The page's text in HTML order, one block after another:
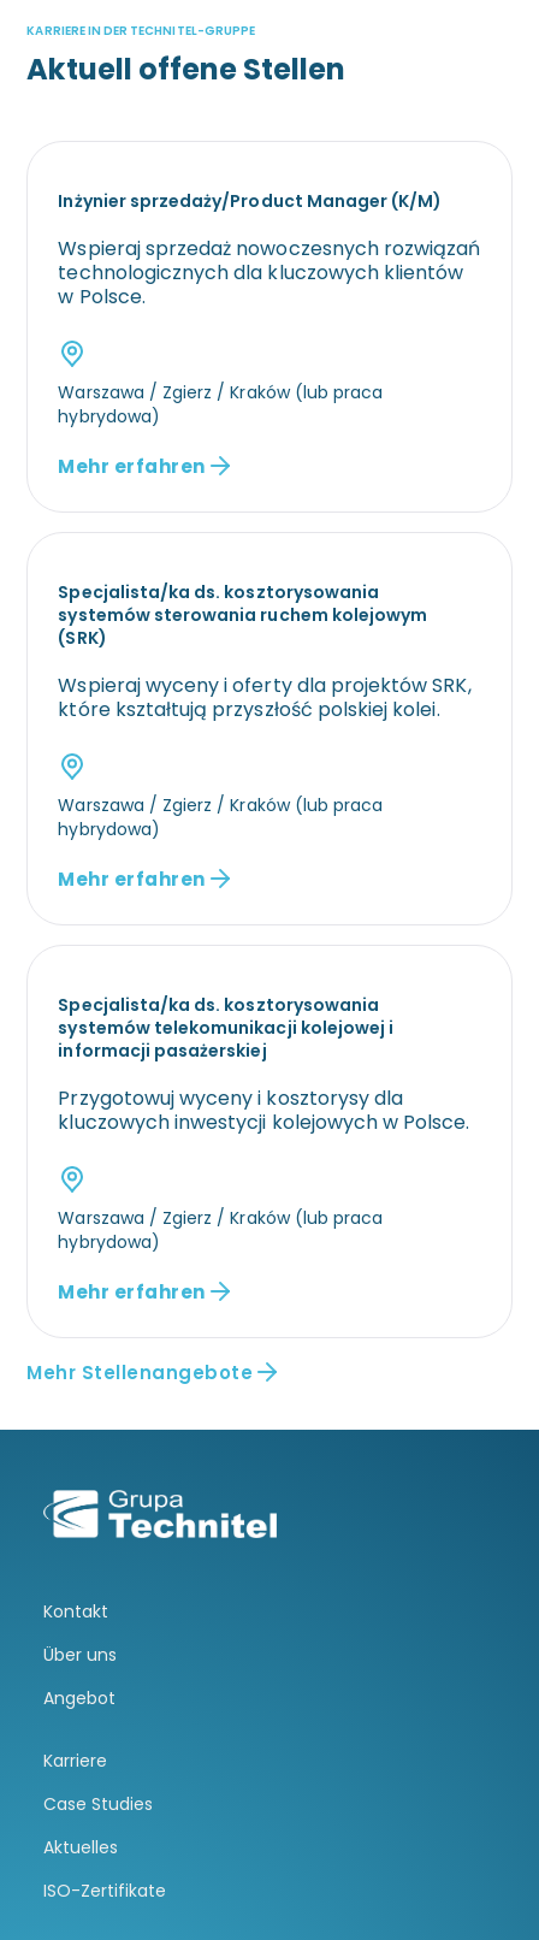
KARRIERE IN DER TECHNITEL-GRUPPE
Aktuell offene Stellen
Inżynier sprzedaży/Product Manager (K/M)
Wspieraj sprzedaż nowoczesnych rozwiązań
technologicznych dla kluczowych klientów
w Polsce.
Warszawa / Zgierz / Kraków (lub praca
hybrydowa)
Mehr erfahren
Specjalista/ka ds. kosztorysowania
systemów sterowania ruchem kolejowym
(SRK)
Wspieraj wyceny i oferty dla projektów SRK,
które kształtują przyszłość polskiej kolei.
Warszawa / Zgierz / Kraków (lub praca
hybrydowa)
Mehr erfahren
Specjalista/ka ds. kosztorysowania
systemów telekomunikacji kolejowej i
informacji pasażerskiej
Przygotowuj wyceny i kosztorysy dla
kluczowych inwestycji kolejowych w Polsce.
Warszawa / Zgierz / Kraków (lub praca
hybrydowa)
Mehr erfahren
Mehr Stellenangebote
Kontakt
Über uns
Angebot
Karriere
Case Studies
Aktuelles
ISO-Zertifikate